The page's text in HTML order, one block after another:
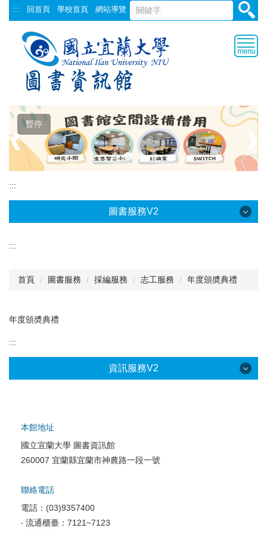
跳
到
::: 回首頁 學校首頁 網站導覽
暫停
❰
:::
圖書服務V2
館藏資源
:::
首頁 圖書服務 採編服務 志工服務 年度頒奬典禮
年度頒奬典禮
:::
資訊服務V2
校園網路服務
校園資訊安全
電腦教室相關
本館地址
國立宜蘭大學 圖書資訊館
260007 宜蘭縣宜蘭市神農路一段一號
聯絡電話
電話：(03)9357400
‧ 流通櫃臺：7121~7123